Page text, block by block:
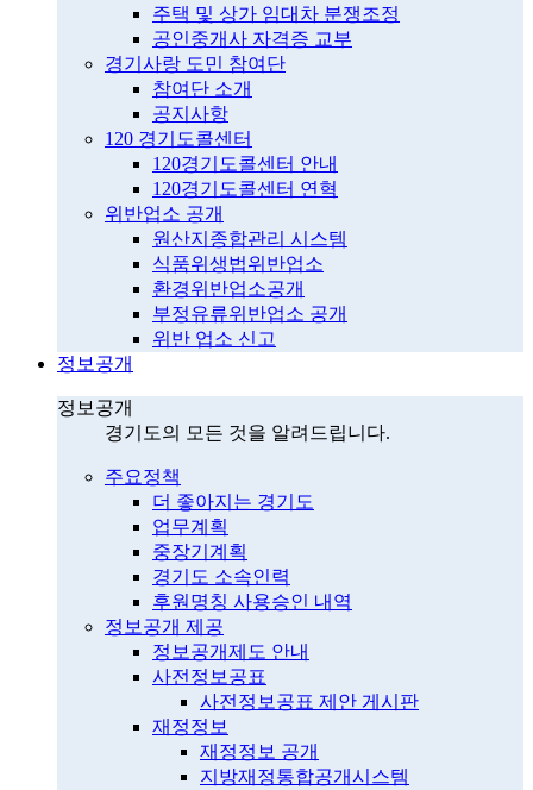
주택 및 상가 임대차 분쟁조정
공인중개사 자격증 교부
경기사랑 도민 참여단
참여단 소개
공지사항
120 경기도콜센터
120경기도콜센터 안내
120경기도콜센터 연혁
위반업소 공개
원산지종합관리 시스템
식품위생법위반업소
환경위반업소공개
부정유류위반업소 공개
위반 업소 신고
정보공개
정보공개
경기도의 모든 것을 알려드립니다.
주요정책
더 좋아지는 경기도
업무계획
중장기계획
경기도 소속인력
후원명칭 사용승인 내역
정보공개 제공
정보공개제도 안내
사전정보공표
사전정보공표 제안 게시판
재정정보
재정정보 공개
지방재정통합공개시스템